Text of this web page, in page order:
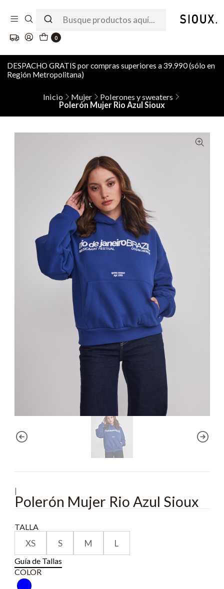
0
DESPACHO GRATIS por compras superiores a 39.990 (sólo en
Región Metropolitana)
Inicio Mujer
Polerones y sweaters
Polerón Mujer Rio Azul Sioux
|
Polerón Mujer Rio Azul Sioux
TALLA
XS S M L
Guía de Tallas
COLOR